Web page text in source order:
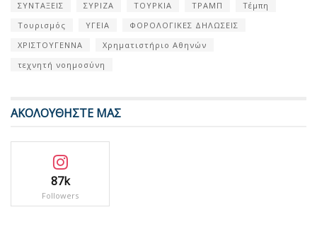
ΣΥΝΤΑΞΕΙΣ
ΣΥΡΙΖΑ ΤΟΥΡΚΙΑ ΤΡΑΜΠ
Τέμπη
Τουρισμός
ΥΓΕΙΑ
ΦΟΡΟΛΟΓΙΚΕΣ ΔΗΛΩΣΕΙΣ
ΧΡΙΣΤΟΥΓΕΝΝΑ
Χρηματιστήριο Αθηνών
τεχνητή νοημοσύνη
ΑΚΟΛΟΥΘΗΣΤΕ ΜΑΣ
87k
Followers